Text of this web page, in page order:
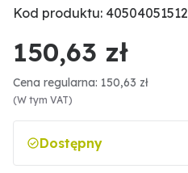
Kod produktu: 40504051512
150,63 zł
Cena regularna: 150,63 zł
(W tym VAT)
Dostępny